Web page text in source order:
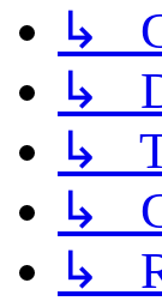
↳
↳
↳
↳
↳